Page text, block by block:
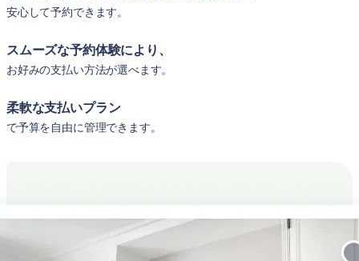
安心して予約できます。
スムーズな予約体験により、
お好みの支払い方法が選べます。
柔軟な支払いプラン
で予算を自由に管理できます。